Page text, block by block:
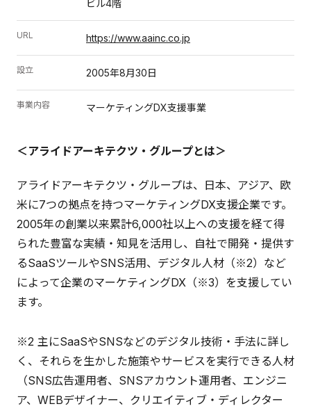
ビル4階
URL https://www.aainc.co.jp
設立 2005年8月30日
事業内容 マーケティングDX支援事業
＜アライドアーキテクツ・グループとは＞
アライドアーキテクツ・グループは、日本、アジア、欧
米に7つの拠点を持つマーケティングDX支援企業です。
2005年の創業以来累計6,000社以上への支援を経て得
られた豊富な実績・知見を活用し、自社で開発・提供す
るSaaSツールやSNS活用、デジタル人材（※2）など
によって企業のマーケティングDX（※3）を支援してい
ます。
※2 主にSaaSやSNSなどのデジタル技術・手法に詳し
く、それらを生かした施策やサービスを実行できる人材
（SNS広告運用者、SNSアカウント運用者、エンジニ
ア、WEBデザイナー、クリエイティブ・ディレクター